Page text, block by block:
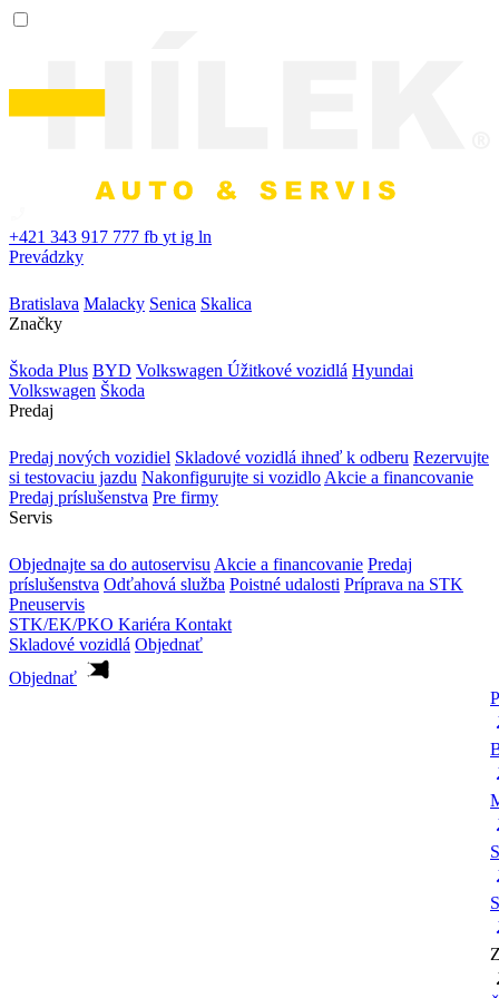
+421 343 917 777 fb yt ig ln
Prevádzky
Bratislava Malacky Senica Skalica
Značky
Škoda Plus BYD Volkswagen Úžitkové vozidlá Hyundai
Volkswagen Škoda
Predaj
Predaj nových vozidiel Skladové vozidlá ihneď k odberu Rezervujte
si testovaciu jazdu Nakonfigurujte si vozidlo Akcie a financovanie
Predaj príslušenstva Pre firmy
Servis
Objednajte sa do autoservisu Akcie a financovanie Predaj
príslušenstva Odťahová služba Poistné udalosti Príprava na STK
Pneuservis
STK/EK/PKO Kariéra Kontakt
Skladové vozidlá Objednať
Objednať